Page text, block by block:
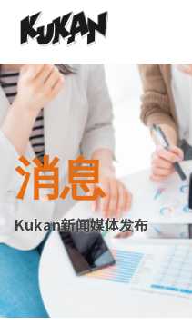
消息
Kukan新闻媒体发布